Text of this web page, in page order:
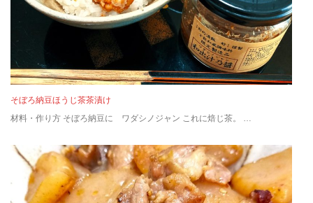
そぼろ納豆ほうじ茶茶漬け
材料・作り方 そぼろ納豆に ワダシノジャン これに焙じ茶。 …